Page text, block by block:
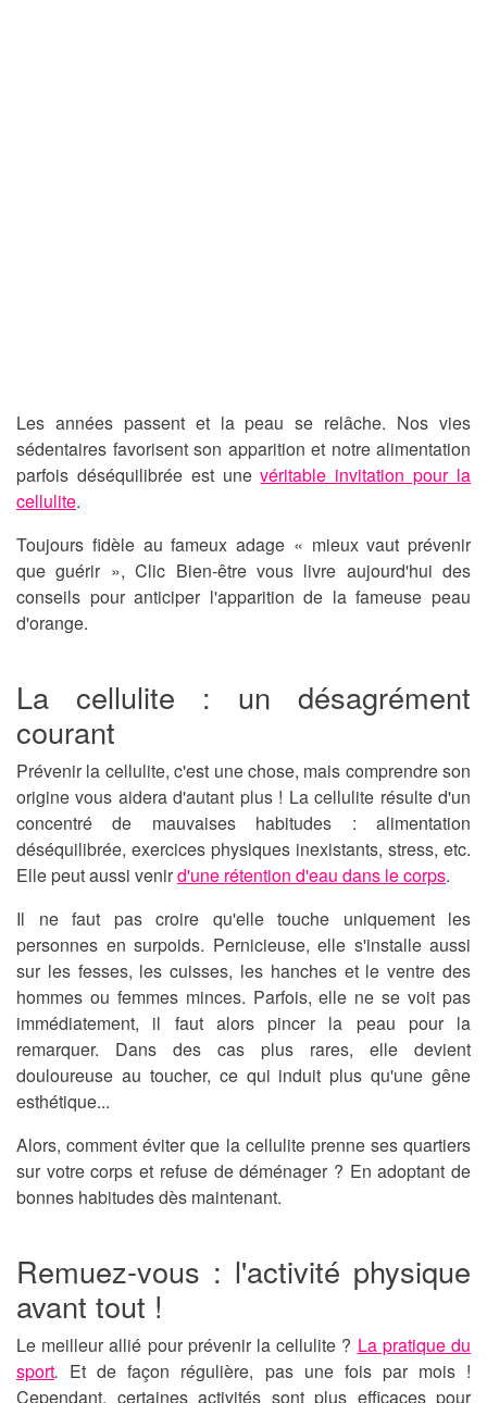
Les années passent et la peau se relâche. Nos vies
sédentaires favorisent son apparition et notre alimentation
parfois déséquilibrée est unevéritable invitation pour la
cellulite.
Toujours fidèle au fameux adage « mieux vaut prévenir
que guérir », Clic Bien-être vous livre aujourd'hui des
conseils pouranticiper l'apparition de la fameuse peau
d'orange.
La cellulite : un désagrément
courant
Prévenir la cellulite, c'est une chose, mais comprendre son
origine vous aidera d'autant plus ! La cellulite résulte d'un
concentré de mauvaises habitudes : alimentation
déséquilibrée, exercices physiques inexistants, stress, etc.
Elle peut aussi venird'une rétention d'eau dans le corps.
Il ne faut pas croire qu'elle touche uniquement les
personnes en surpoids. Pernicieuse, elle s'installe aussi
sur les fesses, les cuisses, les hanches et le ventre des
hommes ou femmes minces. Parfois, elle ne se voit pas
immédiatement, il faut alors pincer la peau pour la
remarquer. Dans des cas plus rares, elle devient
douloureuse au toucher, ce qui induit plus qu'une gêne
esthétique...
Alors, comment éviter que la celluliteprenne ses quartiers
sur votre corps et refuse de déménager ? En adoptant de
bonnes habitudes dès maintenant.
Remuez-vous : l'activité physique
avant tout !
Le meilleur allié pour prévenir la cellulite ? La pratique du
sport. Et de façon régulière, pas une fois par mois !
Cependant, certaines activités sont plus efficaces pour